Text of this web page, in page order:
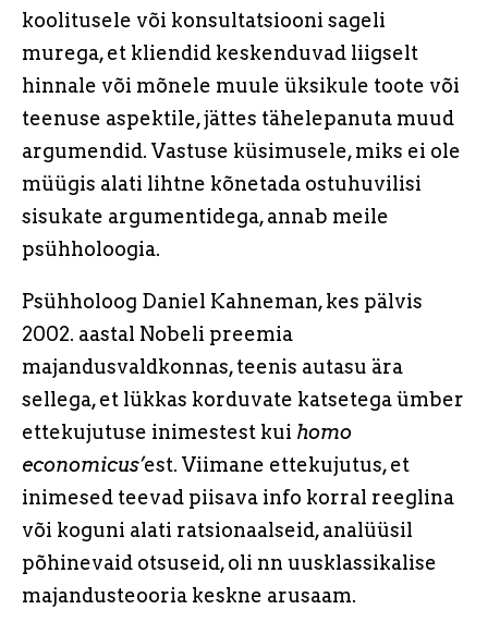
koolitusele või konsultatsiooni sageli
murega, et kliendid keskenduvad liigselt
hinnale või mõnele muule üksikule toote või
teenuse aspektile, jättes tähelepanuta muud
argumendid. Vastuse küsimusele, miks ei ole
müügis alati lihtne kõnetada ostuhuvilisi
sisukate argumentidega, annab meile
psühholoogia.
Psühholoog Daniel Kahneman, kes pälvis
2002. aastal Nobeli preemia
majandusvaldkonnas, teenis autasu ära
sellega, et lükkas korduvate katsetega ümber
ettekujutuse inimestest kui homo
economicus’est. Viimane ettekujutus, et
inimesed teevad piisava info korral reeglina
või koguni alati ratsionaalseid, analüüsil
põhinevaid otsuseid, oli nn uusklassikalise
majandusteooria keskne arusaam.